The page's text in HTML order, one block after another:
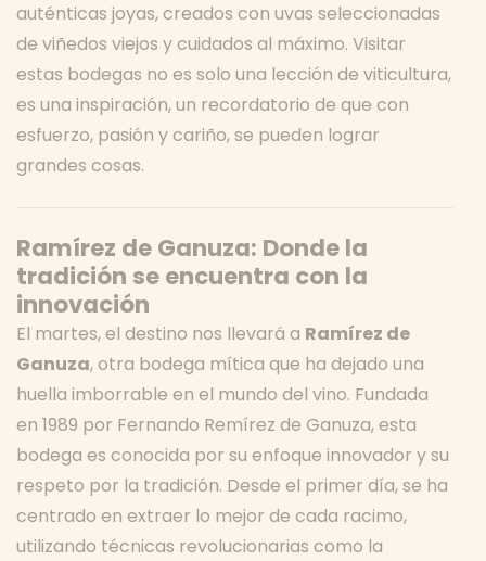
auténticas joyas, creados con uvas seleccionadas
de viñedos viejos y cuidados al máximo. Visitar
estas bodegas no es solo una lección de viticultura,
es una inspiración, un recordatorio de que con
esfuerzo, pasión y cariño, se pueden lograr
grandes cosas.
Ramírez de Ganuza: Donde la
tradición se encuentra con la
innovación
El martes, el destino nos llevará a Ramírez de
Ganuza, otra bodega mítica que ha dejado una
huella imborrable en el mundo del vino. Fundada
en 1989 por Fernando Remírez de Ganuza, esta
bodega es conocida por su enfoque innovador y su
respeto por la tradición. Desde el primer día, se ha
centrado en extraer lo mejor de cada racimo,
utilizando técnicas revolucionarias como la